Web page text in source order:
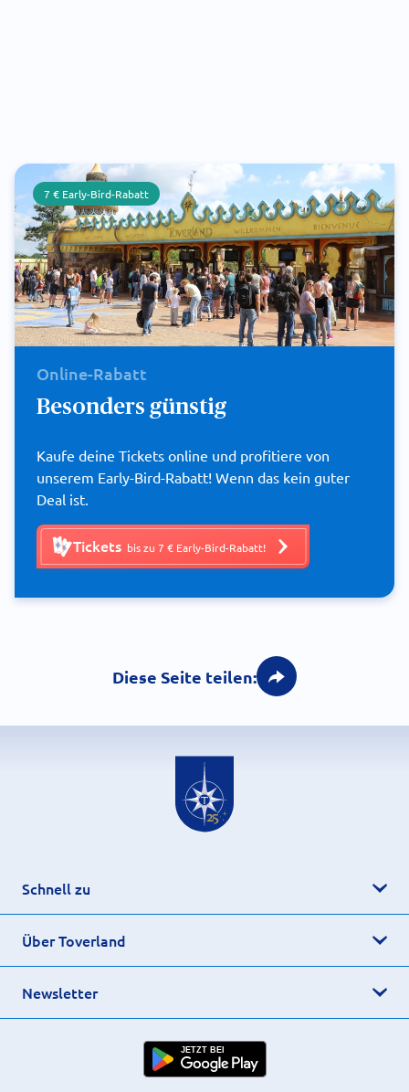
7 € Early-Bird-Rabatt
Online-Rabatt
Besonders günstig
Kaufe deine Tickets online und profitiere von
unserem Early-Bird-Rabatt! Wenn das kein guter
Deal ist.
Tickets bis zu 7 € Early-Bird-Rabatt!
Diese Seite teilen:
Schnell zu
Über Toverland
Newsletter
JETZT BEI